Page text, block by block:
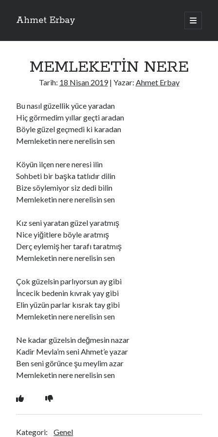
Ahmet Erbay
ana
menüyü
Yan
ELİF BENİ BIRAKMA
ÖLÜM GELSİN
DOĞRU YOLDAN ÇIKAMAM
Son Yorumlar
BAĞIŞLA ADINIiçindario72
BAĞIŞLA ADINIiçinold_betty6573
BAĞIŞLA ADINIiçinfoodie22
BAĞIŞLA ADINI içinZoe72
Ara
MEMLEKETİN NERE
Tarih: 18 Nisan 2019| Yazar: Ahmet Erbay
Bu nasıl güzellik yüce yaradan
Hiç görmedim yıllar geçti aradan
Böyle güzel geçmedi ki karadan
Memleketin nere nerelisin sen
Köyün ilçen nere neresi ilin
Sohbeti bir başka tatlıdır dilin
Bize söylemiyor siz dedi bilin
Memleketin nere nerelisin sen
Kız seni yaratan güzel yaratmış
Nice yiğitlere böyle aratmış
Derç eylemiş her tarafı taratmış
Memleketin nere nerelisin sen
Çok güzelsin parlıyorsun ay gibi
İncecik bedenin kıvrak yay gibi
Elin yüzün parlar kısrak tay gibi
Memleketin nere nerelisin sen
Ne kadar güzelsin değmesin nazar
Kadir Mevla’m seni Ahmet’e yazar
Ben seni görünce şu meylim azar
Memleketin nere nerelisin sen
Kategori: Genel